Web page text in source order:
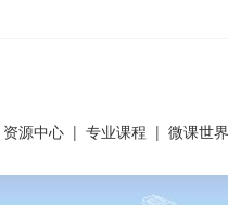
资源中心 | 专业课程 | 微课世界